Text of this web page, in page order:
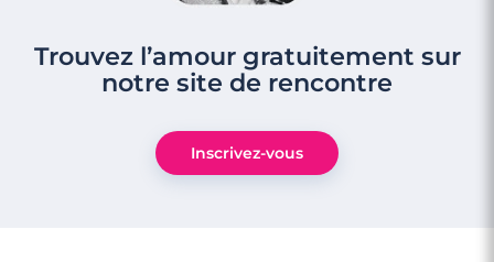
Trouvez l’amour gratuitement sur
notre site de rencontre
Inscrivez-vous